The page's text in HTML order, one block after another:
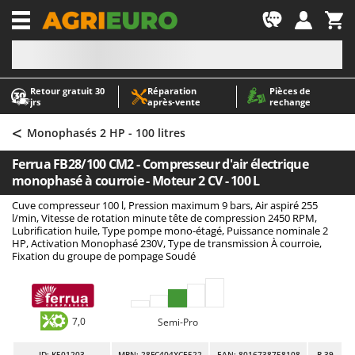
Retour gratuit 30
jrs
Réparation
après‑vente
Pièces de
rechange
-1
A
Abris de jardin
Accessoires pour tracteurs tondeuses autoportés
Aérateurs Scarificateurs pour gazon
Arracheuses de pommes de terre pour tracteur
Aspirateurs - Balais Électriques
Aspirateurs à cendres
Aspirateurs à feuilles sur roues
Aspirateurs Multifonctions
Atomiseurs agricoles pour tracteurs
A
AgriEuro Premium
AgriEuro TOP-LINE
AGT
Aima
Airmec
AL-KO
Alce
Alpina
< Monophasés 2 HP - 100 litres
Ferrua FB28/100 CM2 - Compresseur d'air électrique
monophasé à courroie - Moteur 2 CV - 100 L
Cuve compresseur 100 l, Pression maximum 9 bars, Air aspiré 255
l/min, Vitesse de rotation minute tête de compression 2450 RPM,
Lubrification huile, Type pompe mono-étagé, Puissance nominale 2
HP, Activation Monophasé 230V, Type de transmission À courroie,
Fixation du groupe de pompage Soudé
7,0 Semi-Pro